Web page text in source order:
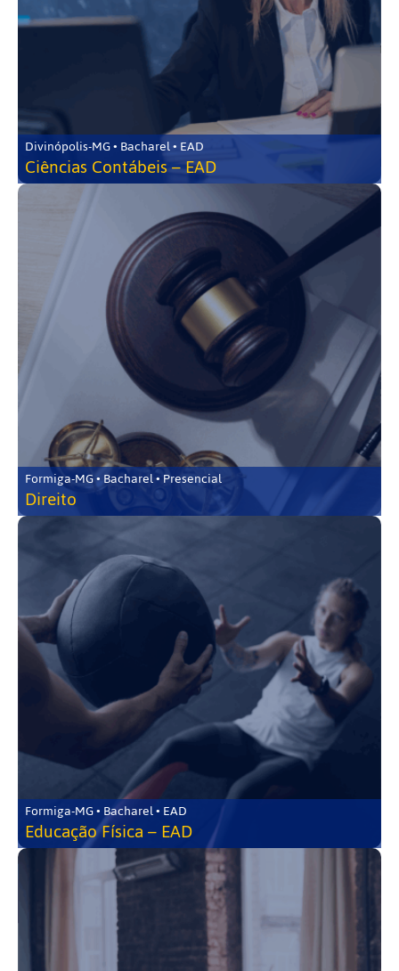
Divinópolis-MG • Bacharel • EAD
Ciências Contábeis – EAD
Formiga-MG • Bacharel • Presencial
Direito
Formiga-MG • Bacharel • EAD
Educação Física – EAD